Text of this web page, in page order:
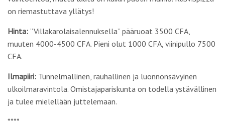
on riemastuttava yllätys!
Hinta: ”Villakarolaisalennuksella” pääruoat 3500 CFA,
muuten 4000-4500 CFA. Pieni olut 1000 CFA, viinipullo 7500
CFA.
Ilmapiiri: Tunnelmallinen, rauhallinen ja luonnonsävyinen
ulkoilmaravintola. Omistajapariskunta on todella ystävällinen
ja tulee mielellään juttelemaan.
****